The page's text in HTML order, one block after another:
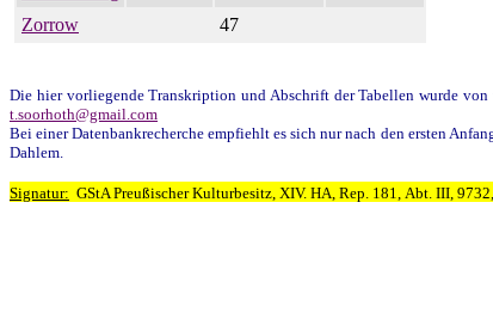
Zorrow
47
Die hier vorliegende Transkription und Abschrift der Tabellen wurde von
t.soorhoth@gmail.com
Bei einer Datenbankrecherche empfiehlt es sich nur nach den ersten
Dahlem.
Signatur: GStA Preußischer Kulturbesitz, XIV. HA, Rep. 181, Abt. III,